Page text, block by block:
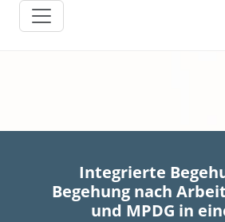
Integrierte
Begehung nach
und MPDG in